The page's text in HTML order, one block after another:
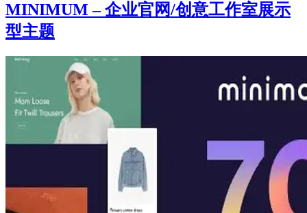
MINIMUM – 企业官网/创意工作室展示
型主题